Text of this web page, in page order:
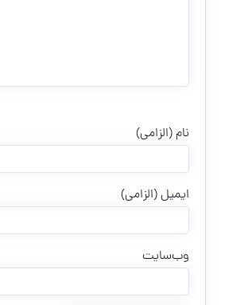
نام (الزامی)
ایمیل (الزامی)
وب‌سایت